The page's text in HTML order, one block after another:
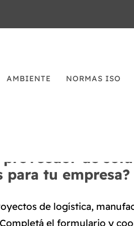
AMBIENTE NORMAS ISO
proveedor de
tu empresa?
de logística,
el formulario y